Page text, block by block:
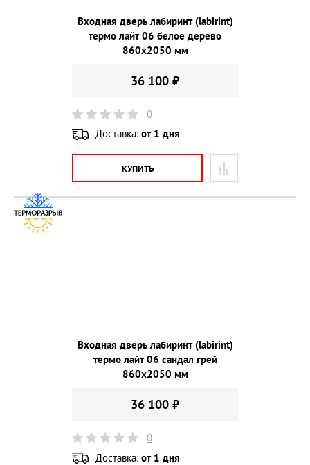
Входная дверь лабиринт (labirint)
термо лайт 06 белое дерево
860х2050 мм
36 100 ₽
0
Доставка: от 1 дня
КУПИТЬ
Входная дверь лабиринт (labirint)
термо лайт 06 сандал грей
860х2050 мм
36 100 ₽
0
Доставка: от 1 дня